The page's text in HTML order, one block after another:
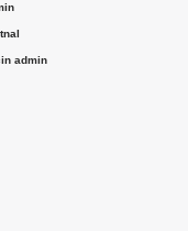
admin